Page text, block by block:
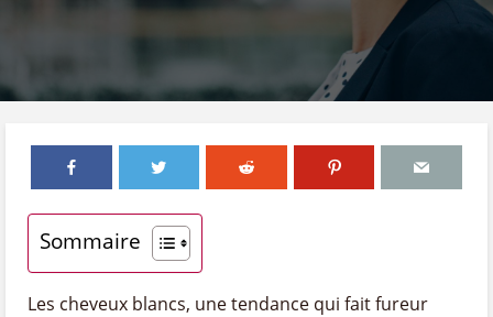
Sommaire
Les cheveux blancs, une tendance qui fait fureur